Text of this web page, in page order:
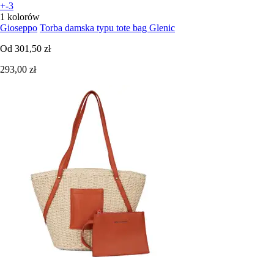
+-3
1 kolorów
Gioseppo Torba damska typu tote bag Glenic
Od 301,50 zł
293,00 zł